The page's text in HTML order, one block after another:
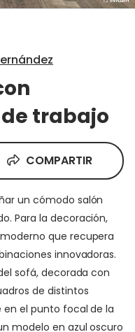
trabajo
COMPARTIR
un cómodo salón
Para la decoración,
que recupera
innovadoras.
sofá, decorada con
de distintos
el punto focal de la
modelo en azul oscuro